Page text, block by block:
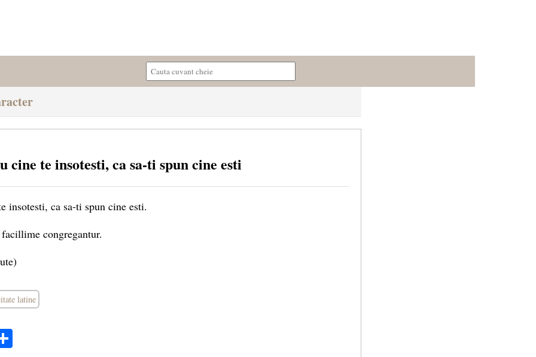
cine te insotesti, ca sa-ti spun cine esti
insotesti, ca sa-ti spun cine esti.
congregantur.
latine